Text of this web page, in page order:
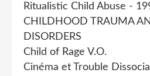
Ritualistic Child Abuse -
CHILDHOOD TRAUMA
DISORDERS
Child of Rage V.O.
Cinéma et Trouble